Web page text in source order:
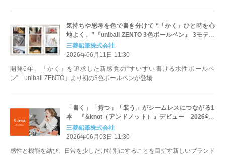
気持ちや思考を色で書き分けて “「かく」ひと時を心
地よく。”『uniball ZENTO 3色ボールペン』 3モデル
新登場 2026年6月25日（木）より発売
三菱鉛筆株式会社
2026年06月11日 11:30
開発6年、「かく」を追求した新感覚の“すいすい書ける水性ボールペ
ン”「uniball ZENTO」より初の3色ボールペンが登場
「書く」「持つ」「装う」がシームレスにつながる1
本 『&knot（アンドノット）』デビュー 2026年6
月17日（水）より発売
三菱鉛筆株式会社
2026年06月03日 11:30
感性と機能を結び、日常を少しだけ特別にすることを目指す新しいブランド